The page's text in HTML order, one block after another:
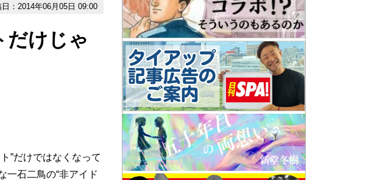
日：2014年06月05日 09:00
だけじゃ
”だけではなくなって
一石二鳥の“非アイド